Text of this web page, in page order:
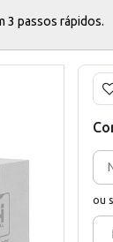
3 passos rápidos.
ou